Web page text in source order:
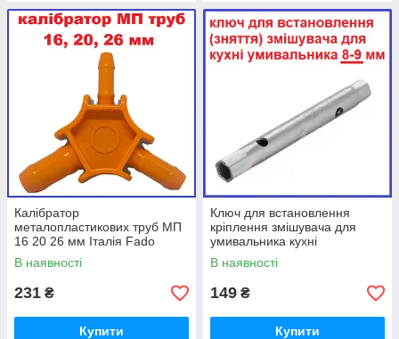
Калібратор
металопластикових труб МП
16 20 26 мм Італія Fado
В наявності
231 ₴
Купити
Ключ для встановлення
кріплення змішувача для
умивальника кухні
трубчастий 8-9 шестигранний
торцевий
В наявності
149 ₴
Купити